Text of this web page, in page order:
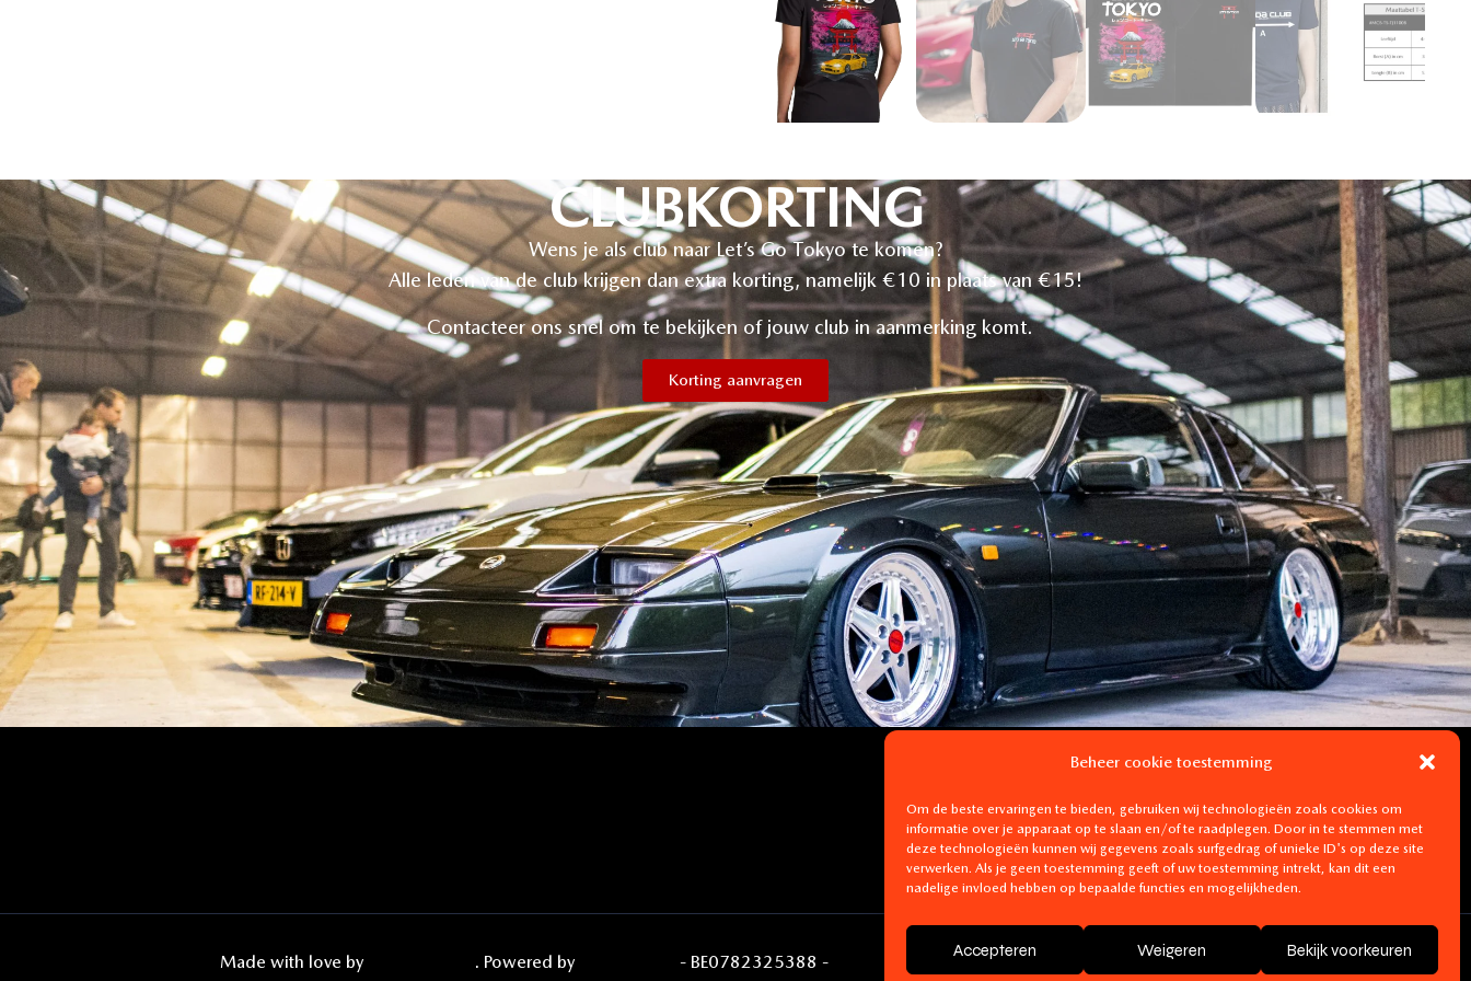
Beheer cookie toestemming
Om de beste ervaringen te bieden, gebruiken wij technologieën zoals cookies om
informatie over je apparaat op te slaan en/of te raadplegen. Door in te stemmen met
deze technologieën kunnen wij gegevens zoals surfgedrag of unieke ID's op deze site
verwerken. Als je geen toestemming geeft of uw toestemming intrekt, kan dit een
nadelige invloed hebben op bepaalde functies en mogelijkheden.
Accepteren Weigeren Bekijk voorkeuren
CLUBKORTING
Wens je als club naar Let’s Go Tokyo te komen?
Alle leden van de club krijgen dan extra korting, namelijk €10 in plaats van €15!
Contacteer ons snel om te bekijken of jouw club in aanmerking komt.
Korting aanvragen
Made with love by . Powered by - BE0782325388 - Algemene Voorwaarden- - Cookiebleid